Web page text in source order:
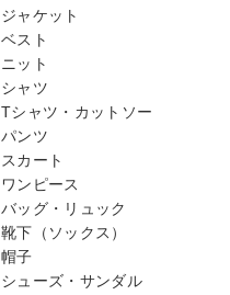
ジャケット
ベスト
ニット
シャツ
Tシャツ・カットソー
パンツ
スカート
ワンピース
バッグ・リュック
靴下（ソックス）
帽子
シューズ・サンダル